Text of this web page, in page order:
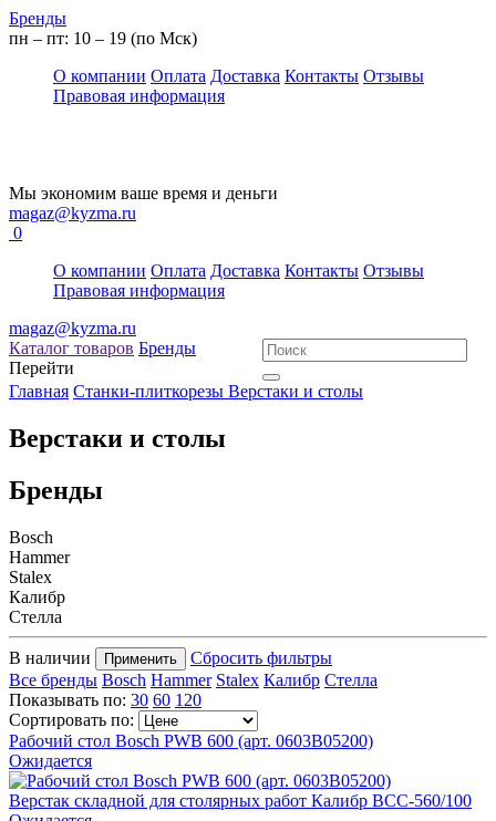
Бренды
пн – пт: 10 – 19 (по Мск)
О компании Оплата Доставка Контакты Отзывы
Правовая информация
Мы экономим ваше время и деньги
magaz@kyzma.ru
0
О компании Оплата Доставка Контакты Отзывы
Правовая информация
magaz@kyzma.ru
Каталог товаров Бренды
Перейти
Главная Станки-плиткорезы Верстаки и столы
Верстаки и столы
Бренды
Bosch
Hammer
Stalex
Калибр
Стелла
В наличии Применить
Сбросить фильтры
Все бренды Bosch Hammer Stalex Калибр Стелла
Показывать по: 30 60 120
Сортировать по:
Рабочий стол Bosch PWB 600 (арт. 0603B05200)
Ожидается
Верстак складной для столярных работ Калибр ВСС-560/100